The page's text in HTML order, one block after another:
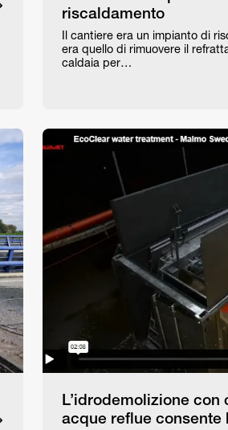
riscaldamento
Il cantiere era un impianto di
era quello di rimuovere il
caldaia per…
L’idrodemolizione con
acque reflue consente